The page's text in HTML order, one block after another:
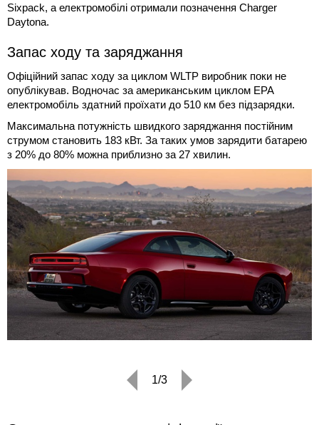
Sixpack, а електромобілі отримали позначення Charger
Daytona.
Запас ходу та заряджання
Офіційний запас ходу за циклом WLTP виробник поки не
опублікував. Водночас за американським циклом EPA
електромобіль здатний проїхати до 510 км без підзарядки.
Максимальна потужність швидкого заряджання постійним
струмом становить 183 кВт. За таких умов зарядити батарею
з 20% до 80% можна приблизно за 27 хвилин.
1/3